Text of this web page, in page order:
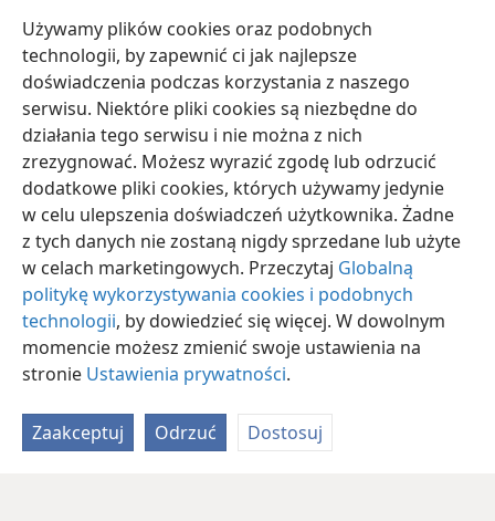
Używamy plików cookies oraz podobnych
technologii, by zapewnić ci jak najlepsze
doświadczenia podczas korzystania z naszego
serwisu. Niektóre pliki cookies są niezbędne do
działania tego serwisu i nie można z nich
zrezygnować. Możesz wyrazić zgodę lub odrzucić
dodatkowe pliki cookies, których używamy jedynie
w celu ulepszenia doświadczeń użytkownika. Żadne
z tych danych nie zostaną nigdy sprzedane lub użyte
w celach marketingowych. Przeczytaj Globalną
politykę wykorzystywania cookies i podobnych
technologii, by dowiedzieć się więcej. W dowolnym
momencie możesz zmienić swoje ustawienia na
stronie Ustawienia prywatności.
Zaakceptuj Odrzuć Dostosuj
którego każda bryła ważyła około talentu
bluźnili Bogu z powodu tej plagi gradu
nadzwyczaj wielka.
polski Udostępnij Ustawienia
Copyright© 2026 Watch Tower Bible and Tract Society of Pennsylvania
Warunki użytkowania Polityka prywatności
Ustawienia prywatności
JW.ORG
Zaloguj